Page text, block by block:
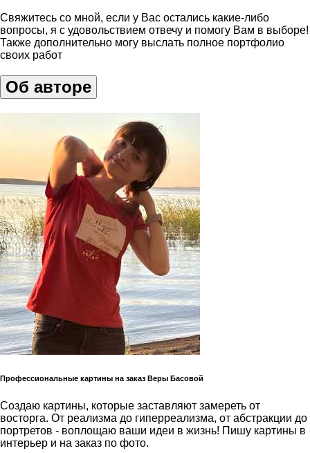
Свяжитесь со мной, если у Вас остались какие-либо
вопросы, я с удовольствием отвечу и помогу Вам в выборе!
Также дополнительно могу выслать полное портфолио
своих работ
Об авторе
Профессиональные картины на заказ Веры Басовой
Создаю картины, которые заставляют замереть от
восторга. От реализма до гиперреализма, от абстракции до
портретов - воплощаю ваши идеи в жизнь! Пишу картины в
интерьер и на заказ по фото.